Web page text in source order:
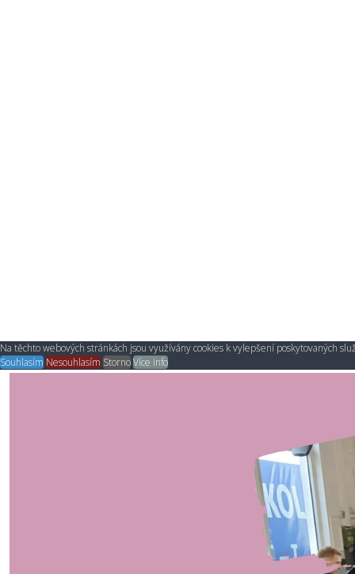
Na těchto webových stránkách jsou využívány cookies k vylepšení poskytovaných
Souhlasím Nesouhlasím StornoVíce info